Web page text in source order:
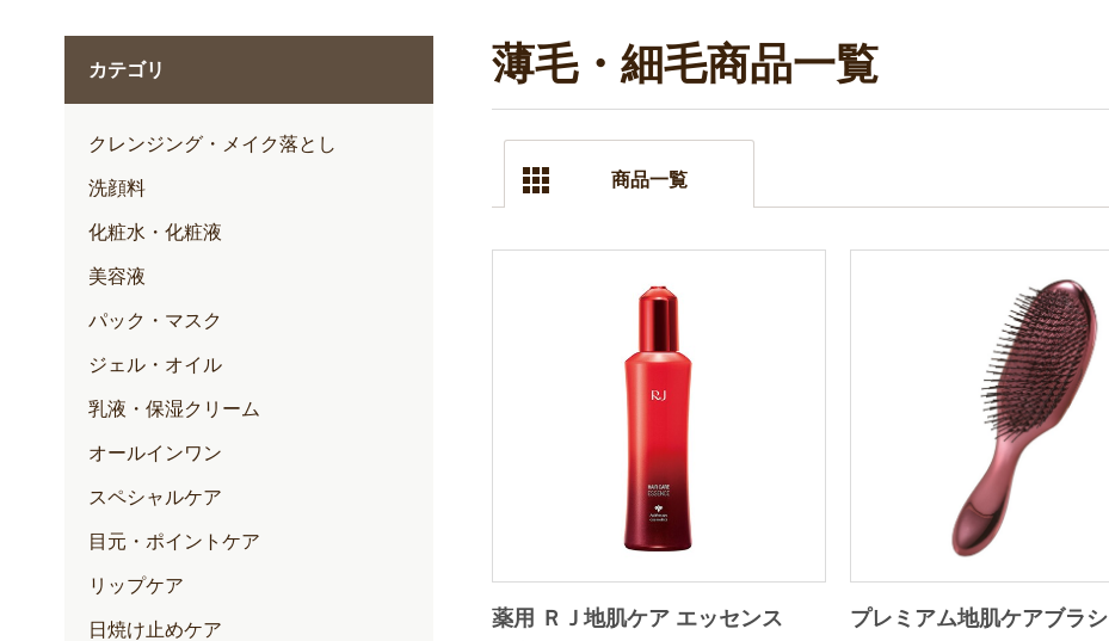
カテゴリ
クレンジング・メイク落とし
洗顔料
化粧水・化粧液
美容液
パック・マスク
ジェル・オイル
乳液・保湿クリーム
オールインワン
スペシャルケア
目元・ポイントケア
リップケア
日焼け止めケア
薄毛・細毛商品一覧
商品一覧
薬用 ＲＪ地肌ケア エッセンス
プレミアム地肌ケアブラシ